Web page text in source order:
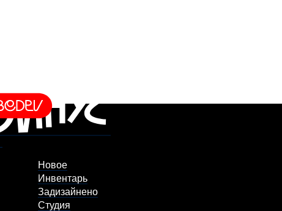
Новое
Инвентарь
Задизайнено
Студия